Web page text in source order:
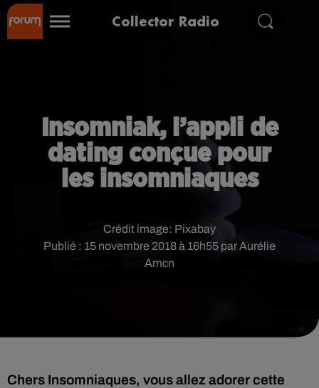
Collector Radio
Insomniak, l’appli de
dating conçue pour
les insomniaques
Publié : 15 novembre 2018 à 16h55 par Aurélie
Amcn
Crédit image: Pixabay
Chers Insomniaques, vous allez adorer cette